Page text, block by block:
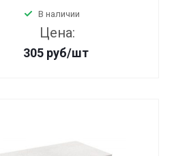
В наличии
Цена:
305 руб/шт